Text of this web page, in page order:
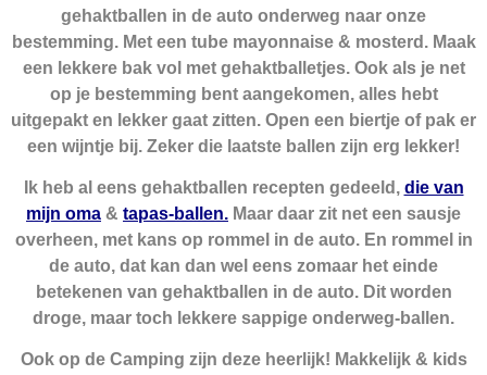
gehaktballen in de auto onderweg naar onze
bestemming. Met een tube mayonnaise & mosterd. Maak
een lekkere bak vol met gehaktballetjes. Ook als je net
op je bestemming bent aangekomen, alles hebt
uitgepakt en lekker gaat zitten. Open een biertje of pak er
een wijntje bij. Zeker die laatste ballen zijn erg lekker!
Ik heb al eens gehaktballen recepten gedeeld, die van
mijn oma & tapas-ballen. Maar daar zit net een sausje
overheen, met kans op rommel in de auto. En rommel in
de auto, dat kan dan wel eens zomaar het einde
betekenen van gehaktballen in de auto. Dit worden
droge, maar toch lekkere sappige onderweg-ballen.
Ook op de Camping zijn deze heerlijk! Makkelijk & kids